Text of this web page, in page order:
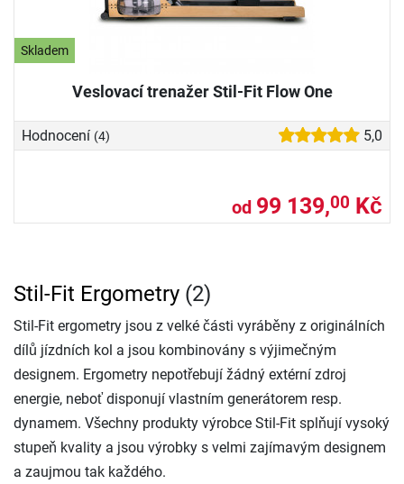
Skladem
Veslovací trenažer Stil-Fit Flow One
Hodnocení (4) 5,0
od 99 139,00 Kč
Stil-Fit Ergometry (2)
Stil-Fit ergometry jsou z velké části vyráběny z originálních
dílů jízdních kol a jsou kombinovány s výjimečným
designem. Ergometry nepotřebují žádný extérní zdroj
energie, neboť disponují vlastním generátorem resp.
dynamem. Všechny produkty výrobce Stil-Fit splňují vysoký
stupeň kvality a jsou výrobky s velmi zajímavým designem
a zaujmou tak každého.